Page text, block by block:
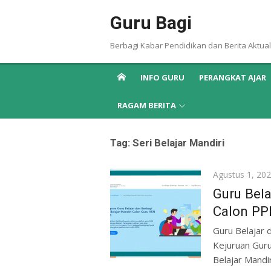
Guru Bagi
Berbagi Kabar Pendidikan dan Berita Aktual
INFO GURU PERANGKAT AJAR
RAGAM BERITA
Tag: Seri Belajar Mandiri
Posted
on
Agustus 1,
Guru
Calon
Guru Belajar
Kejuruan
Belajar